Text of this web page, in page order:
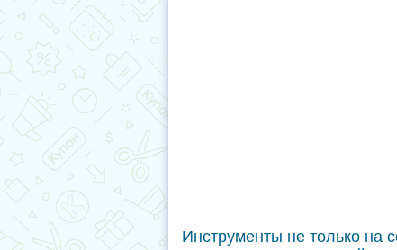
Инструменты не только на